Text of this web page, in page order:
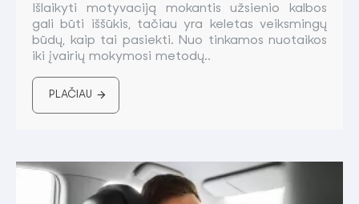
Išlaikyti motyvaciją mokantis užsienio kalbos
gali būti iššūkis, tačiau yra keletas veiksmingų
būdų, kaip tai pasiekti. Nuo tinkamos nuotaikos
iki įvairių mokymosi metodų..
PLAČIAU